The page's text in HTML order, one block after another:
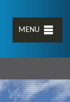
MENU